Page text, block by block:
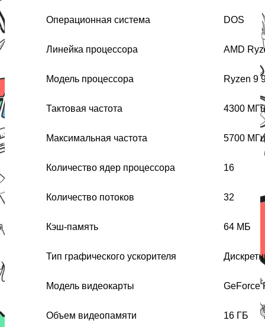
Операционная система DOS
Линейка процессора AMD
Модель процессора Ryzen 9
Тактовая частота 4300 МГц
Максимальная частота 5700 МГц
Количество ядер процессора 16
Количество потоков 32
Кэш-память 64 МБ
Тип графического ускорителя
Модель видеокарты GeForce
Объем видеопамяти 16 ГБ